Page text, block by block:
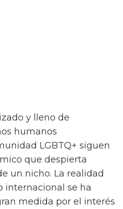
y lleno de
humanos
LGBTQ+ siguen
que despierta
un nicho. La realidad
internacional se ha
medida por el interés